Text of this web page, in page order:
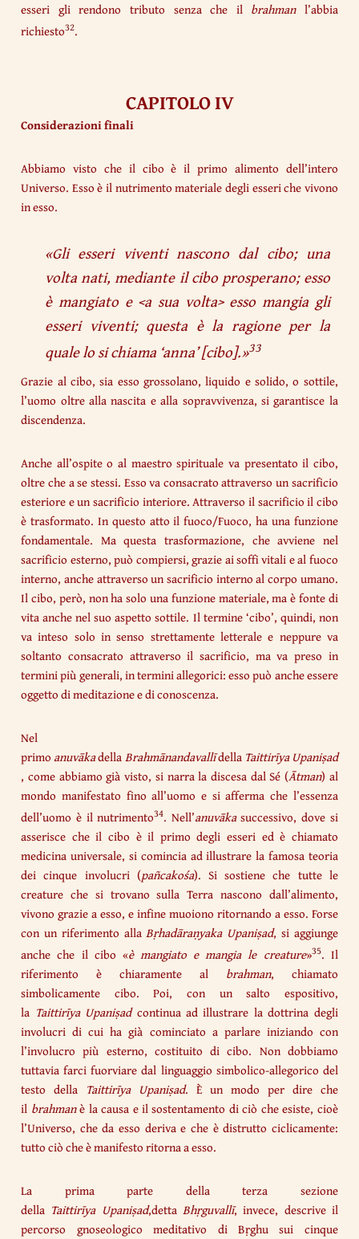
esseri gli rendono tributo senza che il brahmanl’abbia
richiesto32.
CAPITOLO IV
Considerazioni finali
Abbiamo visto che il cibo è il primo alimento dell’intero
Universo. Esso è il nutrimento materiale degli esseri che vivono
in esso.
«Gli esseri viventi nascono dal cibo; una
volta nati, mediante il cibo prosperano; esso
è mangiato e <a sua volta> esso mangia gli
esseri viventi; questa è la ragione per la
quale lo si chiama ‘anna’[cibo].»33
Grazie al cibo, sia esso grossolano, liquido e solido, o sottile,
l’uomo oltre alla nascita e alla sopravvivenza, si garantisce la
discendenza.
Anche all’ospite o al maestro spirituale va presentato il cibo,
oltre che a se stessi. Esso va consacrato attraverso un sacrificio
esteriore e un sacrificio interiore. Attraverso il sacrificio il cibo
è trasformato. In questo atto il fuoco/Fuoco, ha una funzione
fondamentale. Ma questa trasformazione, che avviene nel
sacrificio esterno, può compiersi, grazie ai soffi vitali e al fuoco
interno, anche attraverso un sacrificio interno al corpo umano.
Il cibo, però, non ha solo una funzione materiale, ma è fonte di
vita anche nel suo aspetto sottile. Il termine ‘cibo’, quindi, non
va inteso solo in senso strettamente letterale e neppure va
soltanto consacrato attraverso il sacrificio, ma va preso in
termini più generali, in termini allegorici: esso può anche essere
oggetto di meditazione e di conoscenza.
Nel
primo anuvākadellaBrahmānandavallīdella Taittirīya Upaniṣad
, come abbiamo già visto, si narra la discesa dal Sé (Ātman) al
mondo manifestato fino all’uomo e si afferma che l’essenza
dell’uomo è il nutrimento34. Nell’anuvākasuccessivo, dove si
asserisce che il cibo è il primo degli esseri ed è chiamato
medicina universale, si comincia ad illustrare la famosa teoria
dei cinque involucri (pañcakośa). Si sostiene che tutte le
creature che si trovano sulla Terra nascono dall’alimento,
vivono grazie a esso, e infine muoiono ritornando a esso. Forse
con un riferimento allaBṛhadāraṇyaka Upaniṣad, si aggiunge
anche che il cibo «è mangiato e mangia le creature»35. Il
riferimento è chiaramente al brahman, chiamato
simbolicamente cibo. Poi, con un salto espositivo,
la Taittirīya Upaniṣadcontinua ad illustrare la dottrina degli
involucri di cui ha già cominciato a parlare iniziando con
l’involucro più esterno, costituito di cibo. Non dobbiamo
tuttavia farci fuorviare dal linguaggio simbolico-allegorico del
testo della Taittirīya Upaniṣad. È un modo per dire che
il brahmanè la causa e il sostentamento di ciò che esiste, cioè
l’Universo, che da esso deriva e che è distrutto ciclicamente:
tutto ciò che è manifesto ritorna a esso.
La prima parte della terza sezione
della Taittirīya Upaniṣad,detta Bhṛguvallī, invece, descrive il
percorso gnoseologico meditativo di Bṛghu sui cinque